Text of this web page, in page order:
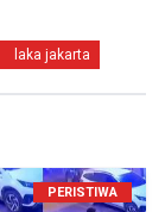
laka jakarta
PERISTIWA